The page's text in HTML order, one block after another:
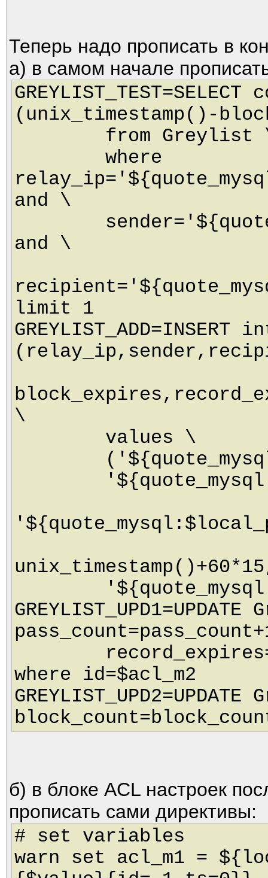
Теперь надо прописать в
а) в самом начале
(unix_timestamp()-
from Greylist
where
and \
and \
limit 1
\
values \
where id=$acl_m2
б) в блоке ACL настроек
прописать сами директивы:
# set variables
warn set acl_m1 =